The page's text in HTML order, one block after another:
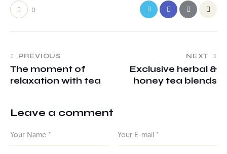
0
PREVIOUS
The moment of
relaxation with tea
NEXT
Exclusive herbal &
honey tea blends
Leave a comment